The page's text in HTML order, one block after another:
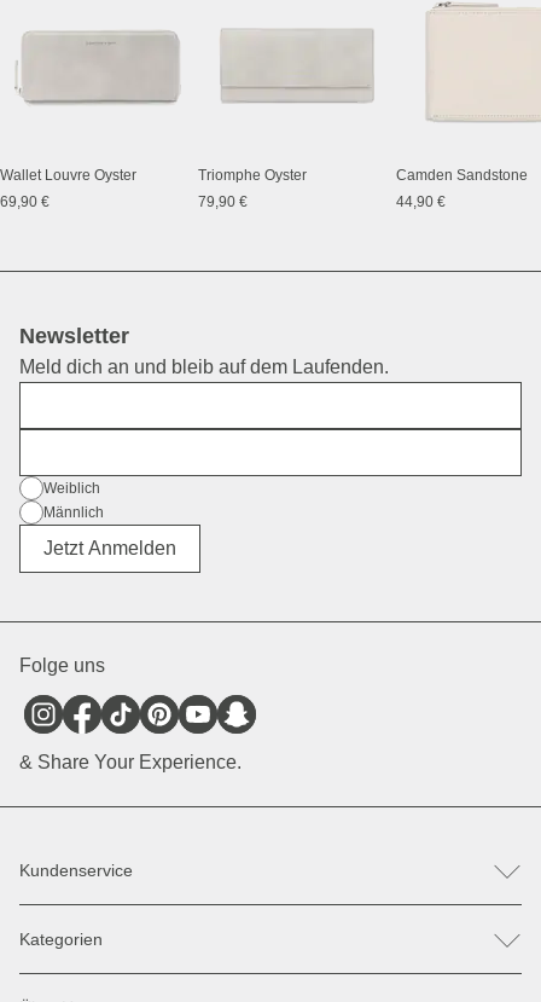
Wallet Louvre Oyster
69,90 €
Triomphe Oyster
79,90 €
Camden Sandstone
44,90 €
Newsletter
Meld dich an und bleib auf dem Laufenden.
Geschlecht
Weiblich
Männlich
Divers
Jetzt Anmelden
Folge uns
& Share Your Experience.
Kundenservice
Hilfe & Kontakt
Retoure / Reklamation anmelden
Ersatzteile
Kategorien